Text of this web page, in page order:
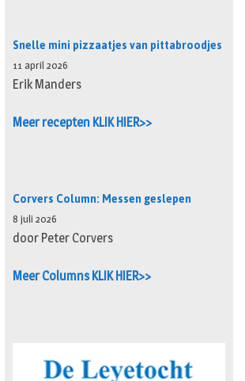
Snelle mini pizzaatjes van pittabroodjes
11 april 2026
Erik Manders
Meer recepten KLIK HIER>>
Corvers Column: Messen geslepen
8 juli 2026
door Peter Corvers
Meer Columns KLIK HIER>>